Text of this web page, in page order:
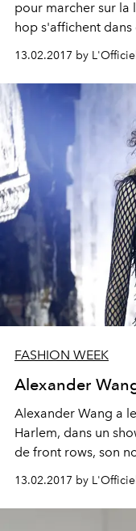
pour marcher sur la
hop s'affichent
"couverture de
De longs trenchs
cru signé Felipe
13.02.2017 by
FASHION WEEK
Alexander
Alexander Wang a
Harlem, dans un
de front rows, son
autour du noir, qu'il
chic. Le créateur
une mode plus
13.02.2017 by